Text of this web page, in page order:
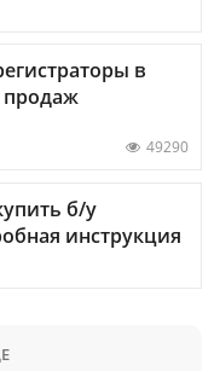
в
продаж
49290
б/у
инструкция